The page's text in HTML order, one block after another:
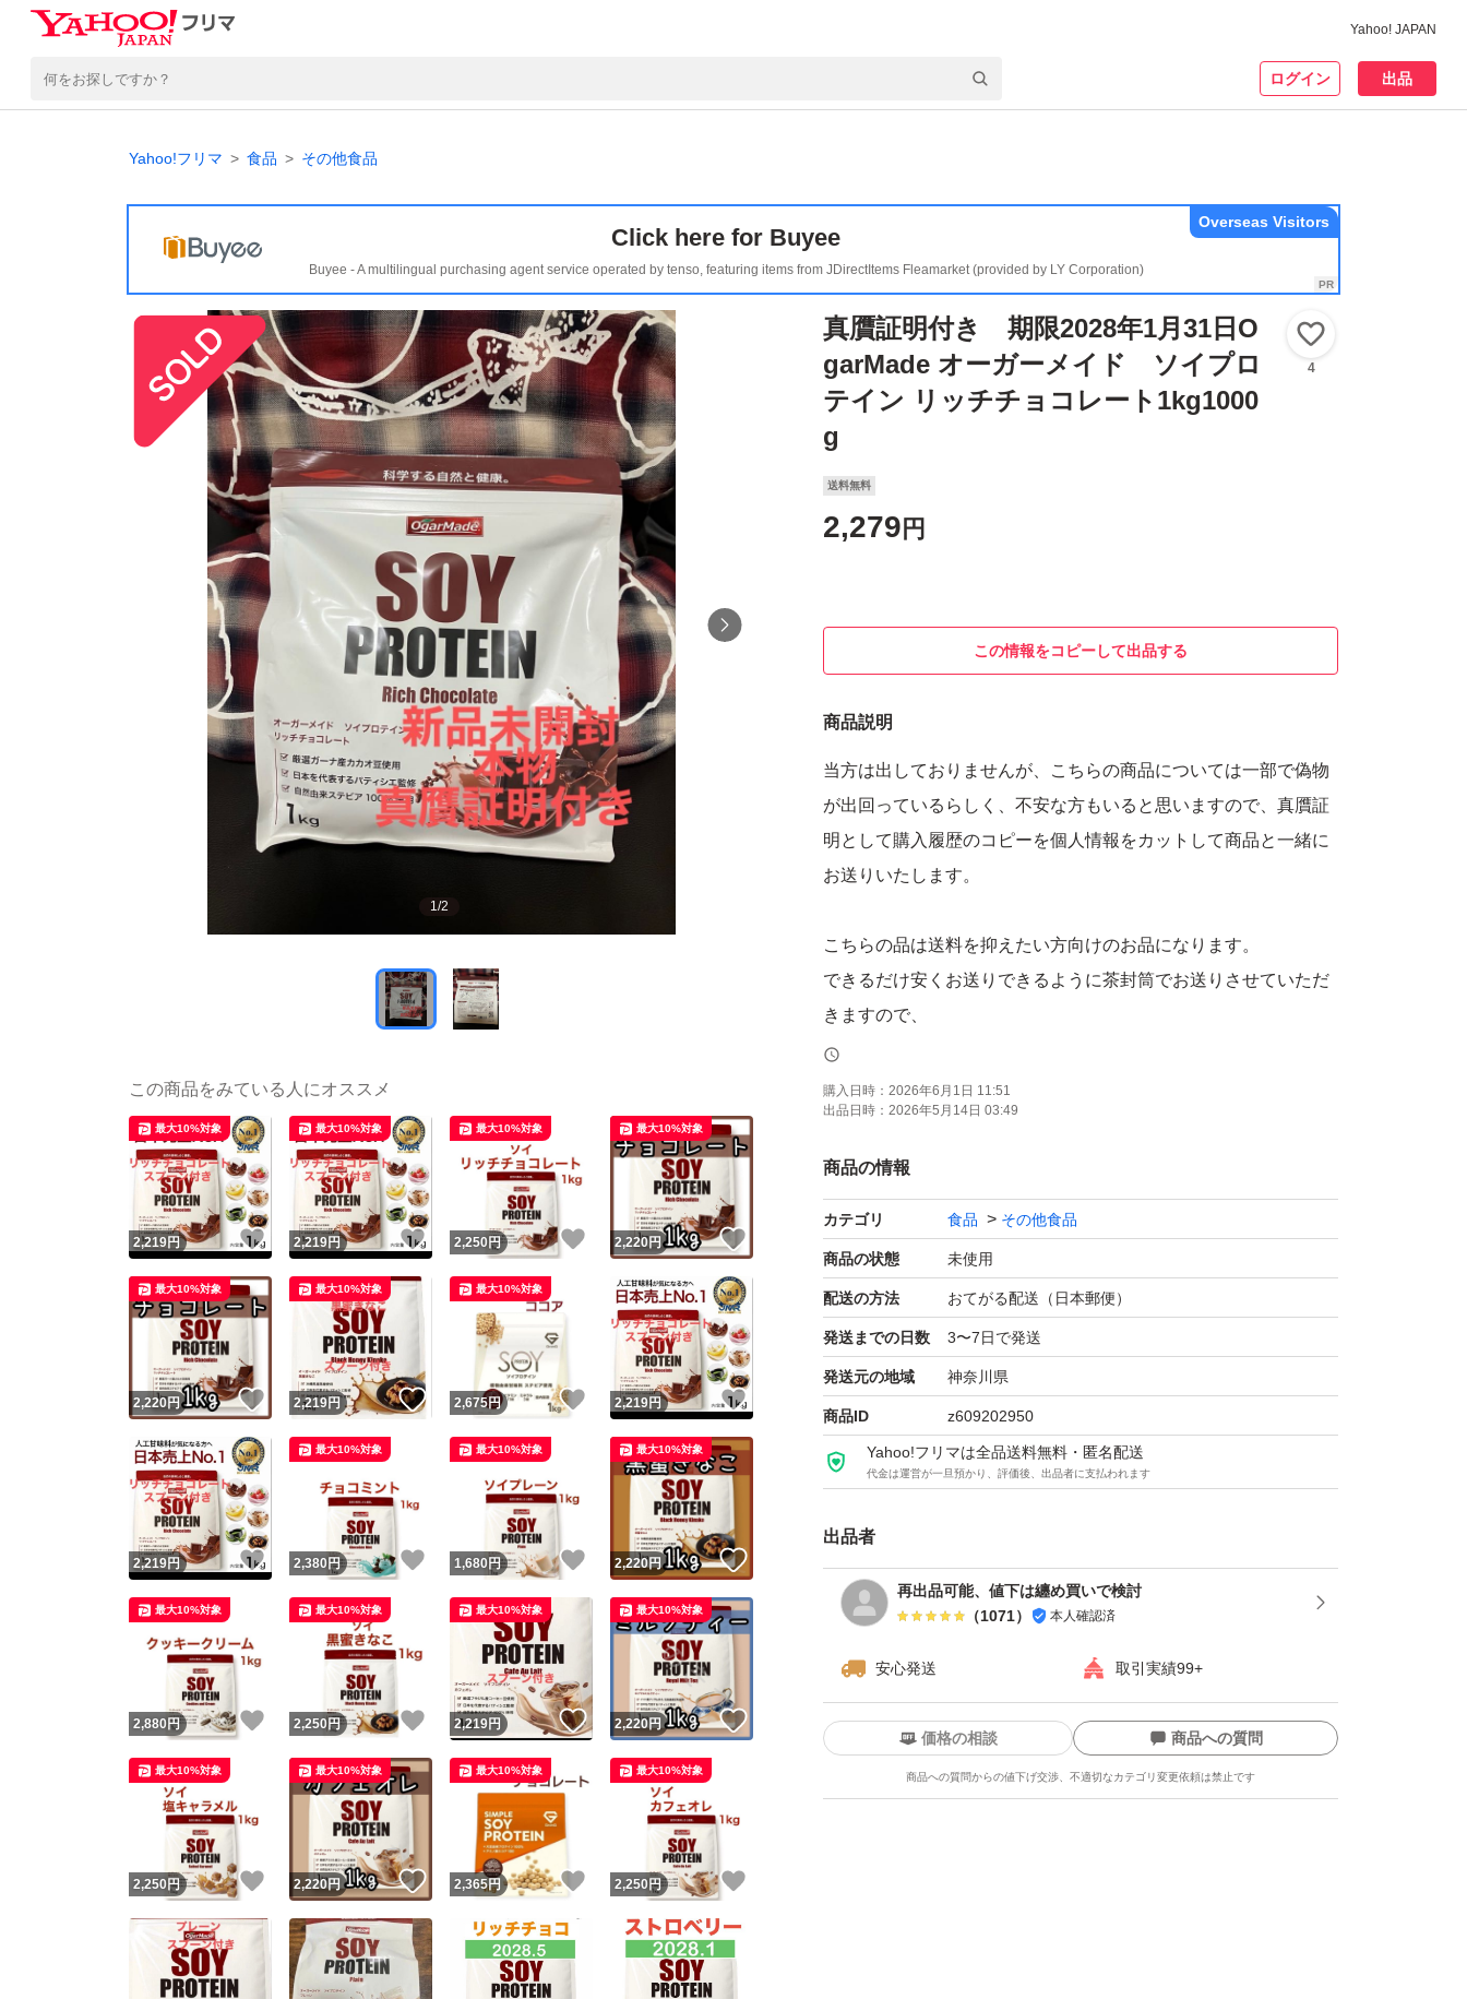
Yahoo! JAPAN
ログイン 出品
Yahoo!フリマ 食品 その他食品
Click here for Buyee
Buyee - A multilingual purchasing agent service operated by tenso, featuring items from JDirectItems Fleamarket (provided by LY Corporation)
Overseas Visitors
1/2
真贋証明付き 期限2028年1月31日O
garMade オーガーメイド ソイプロ
テイン リッチチョコレート1kg1000
g
4
送料無料
2,279 円
この情報をコピーして出品する
商品説明
当方は出しておりませんが、こちらの商品については一部で偽物
が出回っているらしく、不安な方もいると思いますので、真贋証
明として購入履歴のコピーを個人情報をカットして商品と一緒に
お送りいたします。
こちらの品は送料を抑えたい方向けのお品になります。
できるだけ安くお送りできるように茶封筒でお送りさせていただ
きますので、
茶封筒での発送に抵抗がある方は通常の送料を抑えない配送もし
ておりますので、そちらをご購入ください。
購入日時： 2026年6月1日 11:51
出品日時： 2026年5月14日 03:49
商品の情報
カテゴリ 食品 その他食品
商品の状態 未使用
配送の方法 おてがる配送（日本郵便）
発送までの日数 3〜7日で発送
発送元の地域 神奈川県
商品ID z609202950
Yahoo!フリマは全品送料無料・匿名配送
代金は運営が一旦預かり、評価後、出品者に支払われます
出品者
再出品可能、値下は纏め買いで検討
（1071） 本人確認済
安心発送 取引実績99+
価格の相談 商品への質問
商品への質問からの値下げ交渉、不適切なカテゴリ変更依頼は禁止です
この商品をみている人にオススメ
2,219円 いいね！
最大10%対象
2,219円 いいね！
最大10%対象
2,250 円 いいね！
最大10%対象
2,220円
最大10%対象
2,220円 いいね！
最大10%対象
2,219円 いいね！
最大10%対象
2,675円 いいね！
最大10%対象
2,219円
2,219円 いいね！
2,380 円 いいね！
最大10%対象
1,680 円 いいね！
最大10%対象
2,220円
最大10%対象
2,880 円 いいね！
最大10%対象
2,250円 いいね！
最大10%対象
2,219円 いいね！
最大10%対象
2,220円
最大10%対象
2,250 円 いいね！
最大10%対象
2,220円 いいね！
最大10%対象
2,365円 いいね！
最大10%対象
2,250 円
最大10%対象